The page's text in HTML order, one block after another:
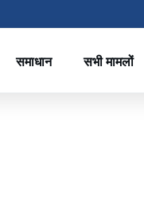
समाधान सभी मामलों